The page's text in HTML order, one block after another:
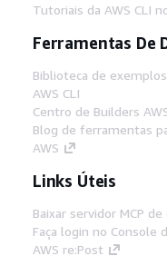
Tutoriais da AWS CLI
Ferramentas De
Biblioteca de
AWS CLI
Centro de Builders
Blog de ferramentas
AWS
Links Úteis
Baixar servidor MCP
Faça login no Console
AWS re:Post